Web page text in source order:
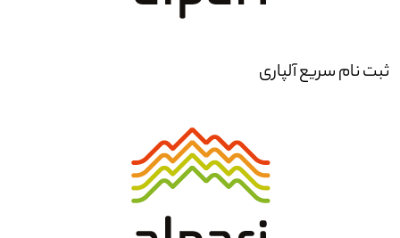
ثبت نام سریع آلپاری